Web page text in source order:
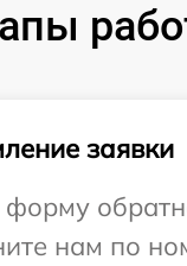
заявки
нам по